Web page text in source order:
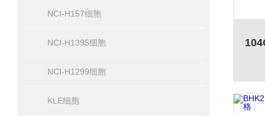
NCI-H157细胞
NCI-H1395细胞
NCI-H1299细胞
KLE细胞